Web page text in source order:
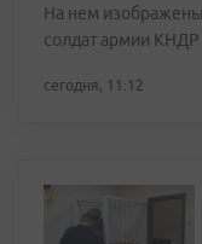
На нем
солдат армии КНДР
сегодня, 11:12